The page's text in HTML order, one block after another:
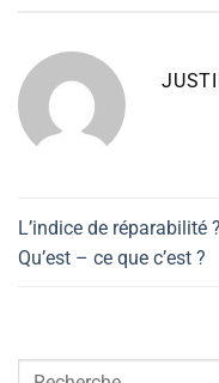
L’indice de réparabilité ?
Qu’est – ce que c’est ?